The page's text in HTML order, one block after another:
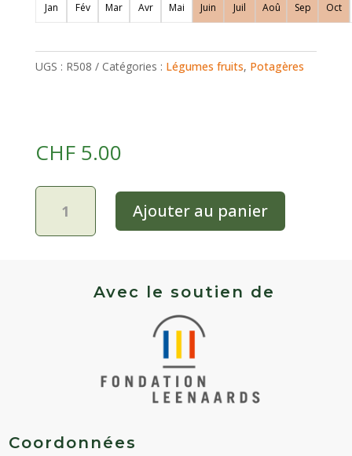
Jan Fév Mar Avr Mai Juin Juil Aoû Sep Oct
UGS : R508 Catégories : Légumes fruits, Potagères
CHF5.00
quantité
Tomate
précoce
Ajouter au panier
Avec le soutien de
Coordonnées